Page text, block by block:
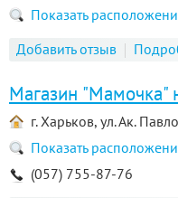
Показать
Добавить отзыв
Магазин "Мамочка"
г. Харьков, ул. Ак.
Показать
(057) 755-87-76